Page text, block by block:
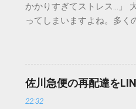
かかりすぎてストレス…」
ってしまいますよね。多く
ードを打ち込むだけで一
この方法をマスターすれば
が出てこないのか？ そも
認識する仕組みにあります
準」「第2水準」といった
佐川急便の再配達を
22:32